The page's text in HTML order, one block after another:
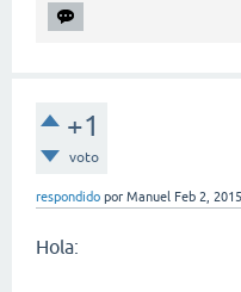
+1
voto
respondido por Manuel Feb 2, 2015
Hola: